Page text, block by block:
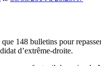
148 bulletins pour
d’extrême-droite.